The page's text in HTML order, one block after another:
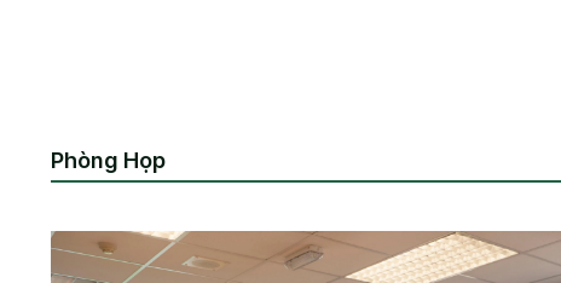
Phòng Họp